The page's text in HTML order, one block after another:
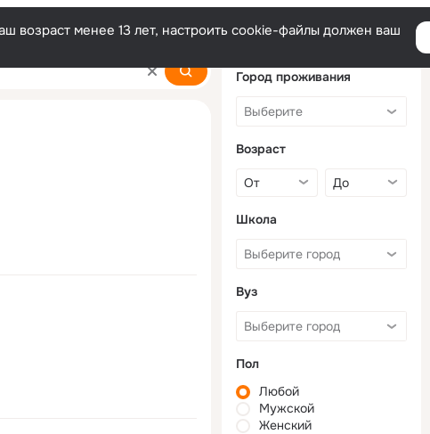
возраст менее 13 лет, настроить cookie-файлы должен ваш
Город проживания
Возраст
Школа
Вуз
Пол
Любой
Мужской
Женский